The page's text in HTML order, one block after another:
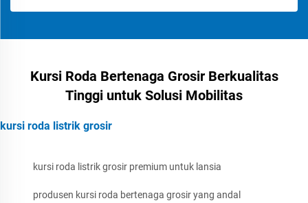
Kursi Roda Bertenaga Grosir Berkualitas
Tinggi untuk Solusi Mobilitas
kursi roda listrik grosir
kursi roda listrik grosir premium untuk lansia
produsen kursi roda bertenaga grosir yang andal